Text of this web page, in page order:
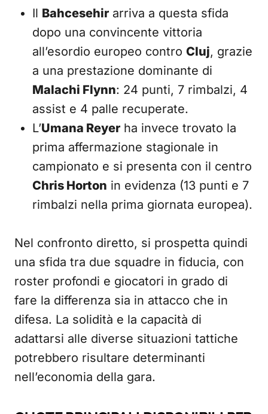
Il Bahcesehir arriva a questa sfida
dopo una convincente vittoria
all’esordio europeo contro Cluj, grazie
a una prestazione dominante di
Malachi Flynn: 24 punti, 7 rimbalzi, 4
assist e 4 palle recuperate.
L’Umana Reyer ha invece trovato la
prima affermazione stagionale in
campionato e si presenta con il centro
Chris Horton in evidenza (13 punti e 7
rimbalzi nella prima giornata europea).
Nel confronto diretto, si prospetta quindi
una sfida tra due squadre in fiducia, con
roster profondi e giocatori in grado di
fare la differenza sia in attacco che in
difesa. La solidità e la capacità di
adattarsi alle diverse situazioni tattiche
potrebbero risultare determinanti
nell’economia della gara.